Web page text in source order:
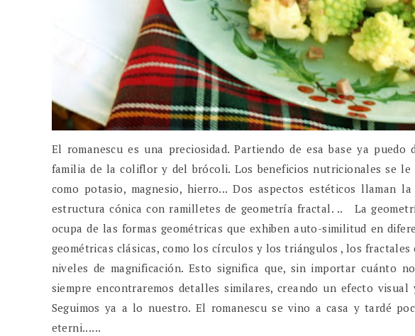
El romanescu es una preciosidad. Partiendo de esa base ya
familia de la coliflor y del brócoli. Los beneficios nutricionales se le
como potasio, magnesio, hierro... Dos aspectos estéticos llaman
estructura cónica con ramilletes de geometría fractal. .. La
ocupa de las formas geométricas que exhiben auto-similitud en
geométricas clásicas, como los círculos y los triángulos , los
niveles de magnificación. Esto significa que, sin importar cuánto
siempre encontraremos detalles similares, creando un efecto
Seguimos ya a lo nuestro. El romanescu se vino a casa y tardé
eterni......